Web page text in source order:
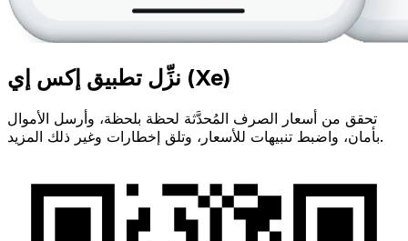
نزِّل تطبيق إكس إي (Xe)
تحقق من أسعار الصرف المُحدَّثة لحظة بلحظة، وأرسل الأموال
بأمان، واضبط تنبيهات للأسعار، وتلق إخطارات وغير ذلك المزيد.